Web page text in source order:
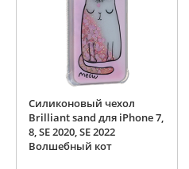
Силиконовый чехол
Brilliant sand для iPhone 7,
8, SE 2020, SE 2022
Волшебный кот